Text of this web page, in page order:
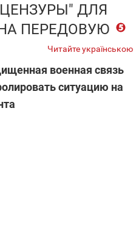
ДЛЯ
ПЕРЕДОВУЮ
Читайте українською
военная связь
ситуацию на